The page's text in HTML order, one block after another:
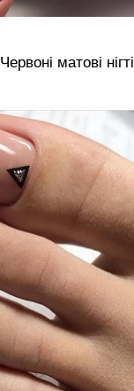
Червоні матові нігті